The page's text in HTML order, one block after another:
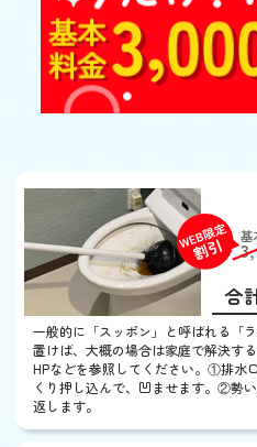
合
一般的に「スッポン」と呼ばれる「
置けば、大概の場合は家庭で解決す
HPなどを参照してください。①排水
くり押し込んで、凹ませます。②勢
返します。